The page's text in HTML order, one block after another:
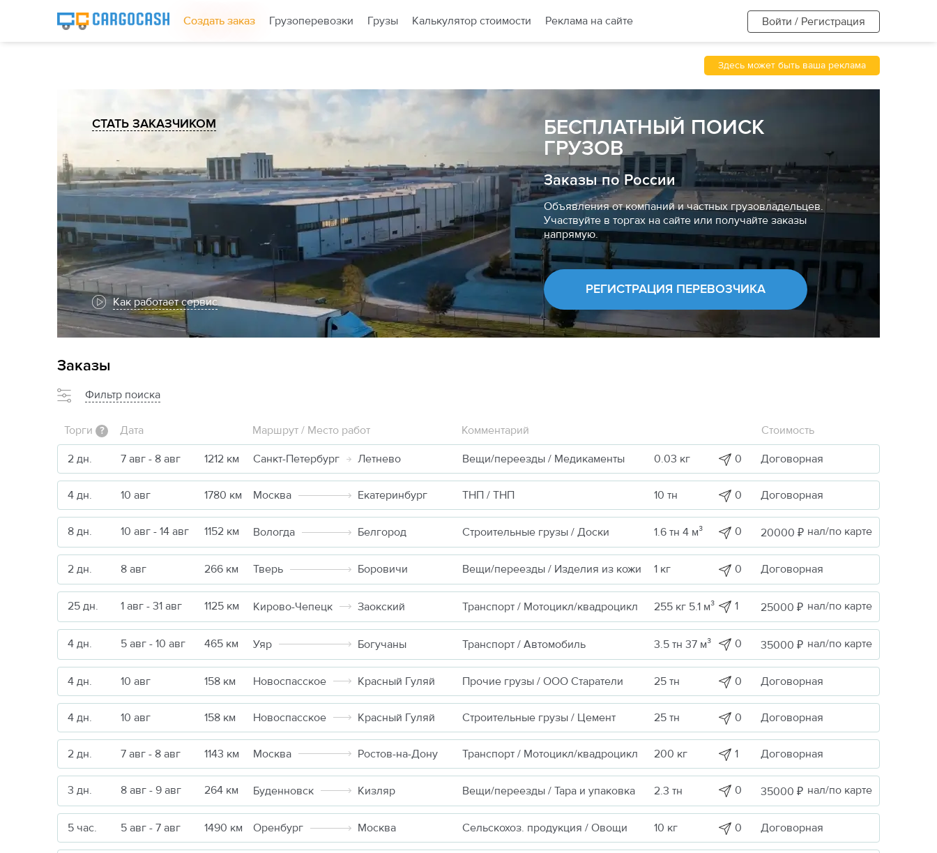
Создать заказ Грузоперевозки Грузы Калькулятор стоимости Реклама на сайте Войти / Регистрация
Здесь может быть ваша реклама
СТАТЬ ЗАКАЗЧИКОМ
Как работает сервис
БЕСПЛАТНЫЙ ПОИСК
ГРУЗОВ
Заказы по России
Объявления от компаний и частных грузовладельцев.
Участвуйте в торгах на сайте или получайте заказы
напрямую.
РЕГИСТРАЦИЯ ПЕРЕВОЗЧИКА
Заказы
Фильтр поиска
Торги ? Дата Маршрут / Место работ Комментарий Стоимость
2 дн. 7 авг - 8 авг 1212 км Санкт-Петербург Летнево Вещи/переезды / Медикаменты 0.03 кг 0 Договорная
4 дн. 10 авг 1780 км Москва Екатеринбург ТНП / ТНП 10 тн 0 Договорная
8 дн. 10 авг - 14 авг 1152 км Вологда Белгород Строительные грузы / Доски 1.6 тн 4 м³ 0 20000 ₽ нал/по карте
2 дн. 8 авг 266 км Тверь Боровичи Вещи/переезды / Изделия из кожи 1 кг 0 Договорная
25 дн. 1 авг - 31 авг 1125 км Кирово-Чепецк Заокский Транспорт / Мотоцикл/квадроцикл 255 кг 5.1 м³ 1 25000 ₽ нал/по карте
4 дн. 5 авг - 10 авг 465 км Уяр Богучаны Транспорт / Автомобиль 3.5 тн 37 м³ 0 35000 ₽ нал/по карте
4 дн. 10 авг 158 км Новоспасское Красный Гуляй Прочие грузы / ООО Старатели 25 тн 0 Договорная
4 дн. 10 авг 158 км Новоспасское Красный Гуляй Строительные грузы / Цемент 25 тн 0 Договорная
2 дн. 7 авг - 8 авг 1143 км Москва Ростов-на-Дону Транспорт / Мотоцикл/квадроцикл 200 кг 1 Договорная
3 дн. 8 авг - 9 авг 264 км Буденновск Кизляр Вещи/переезды / Тара и упаковка 2.3 тн 0 35000 ₽ нал/по карте
5 час. 5 авг - 7 авг 1490 км Оренбург Москва Сельскохоз. продукция / Овощи 10 кг 0 Договорная